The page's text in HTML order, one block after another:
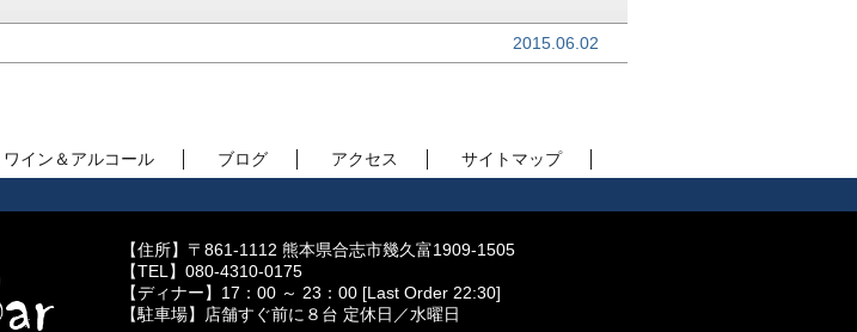
2015.06.02
ワイン＆アルコール ブログ アクセス サイトマップ
【住所】〒861-1112 熊本県合志市幾久富1909-1505
【TEL】080-4310-0175
【ディナー】17：00 ～ 23：00 [Last Order 22:30]
【駐車場】店舗すぐ前に８台 定休日／水曜日